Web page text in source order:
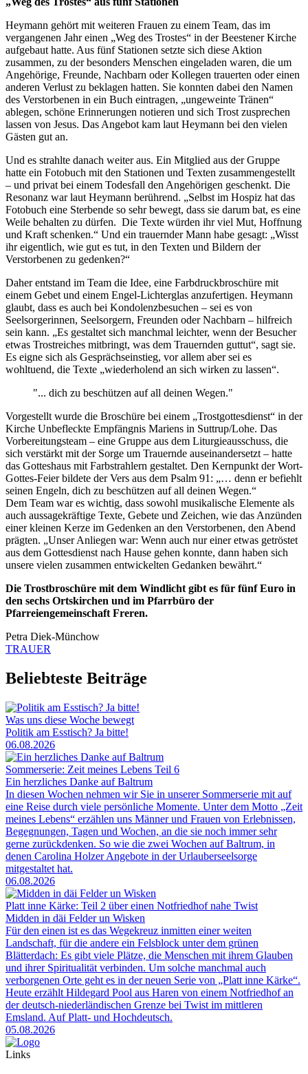
Heymann gehört mit weiteren Frauen zu einem Team, das im
vergangenen Jahr einen „Weg des Trostes“ in der Beestener Kirche
aufgebaut hatte. Aus fünf Stationen setzte sich diese Aktion
zusammen, zu der besonders Menschen eingeladen waren, die um
Angehörige, Freunde, Nachbarn oder Kollegen trauerten oder einen
anderen Verlust zu beklagen hatten. Sie konnten dabei den Namen
des Verstorbenen in ein Buch eintragen, „ungeweinte Tränen“
ablegen, schöne Erinnerungen notieren und sich Trost zusprechen
lassen von Jesus. Das Angebot kam laut Heymann bei den vielen
Gästen gut an.
Und es strahlte danach weiter aus. Ein Mitglied aus der Gruppe
hatte ein Fotobuch mit den Stationen und Texten zusammengestellt
– und privat bei einem Todesfall den Angehörigen geschenkt. Die
Resonanz war laut Heymann berührend. „Selbst im Hospiz hat das
Fotobuch eine Sterbende so sehr bewegt, dass sie darum bat, es eine
Weile behalten zu dürfen. Die Texte würden ihr viel Mut, Hoffnung
und Kraft schenken.“ Und ein trauernder Mann habe gesagt: „Wisst
ihr eigentlich, wie gut es tut, in den Texten und Bildern der
Verstorbenen zu gedenken?“
Daher entstand im Team die Idee, eine Farbdruckbroschüre mit
einem Gebet und einem Engel-Lichterglas anzufertigen. Heymann
glaubt, dass es auch bei Kondolenzbesuchen – sei es von
Seelsorgerinnen, Seelsorgern, Freunden oder Nachbarn – hilfreich
sein kann. „Es gestaltet sich manchmal leichter, wenn der Besucher
etwas Trostreiches mitbringt, was dem Trauernden guttut“, sagt sie.
Es eigne sich als Gesprächseinstieg, vor allem aber sei es
wohltuend, die Texte „wiederholend an sich wirken zu lassen“.
"... dich zu beschützen auf all deinen Wegen."
Vorgestellt wurde die Broschüre bei einem „Trostgottesdienst“ in der
Kirche Unbefleckte Empfängnis Mariens in Suttrup/Lohe. Das
Vorbereitungsteam – eine Gruppe aus dem Liturgieausschuss, die
sich verstärkt mit der Sorge um Trauernde auseinandersetzt – hatte
das Gotteshaus mit Farbstrahlern gestaltet. Den Kernpunkt der Wort-
Gottes-Feier bildete der Vers aus dem Psalm 91: „… denn er befiehlt
seinen Engeln, dich zu beschützen auf all deinen Wegen.“
Dem Team war es wichtig, dass sowohl musikalische Elemente als
auch aussagekräftige Texte, Gebete und Zeichen, wie das Anzünden
einer kleinen Kerze im Gedenken an den Verstorbenen, den Abend
prägten. „Unser Anliegen war: Wenn auch nur einer etwas getröstet
aus dem Gottesdienst nach Hause gehen konnte, dann haben sich
unsere vielen zusammen entwickelten Gedanken bewährt.“
Die Trostbroschüre mit dem Windlicht gibt es für fünf Euro in
den sechs Ortskirchen und im Pfarrbüro der
Pfarreiengemeinschaft Freren.
Petra Diek-Münchow
TRAUER
Beliebteste Beiträge
Was uns diese Woche bewegt
Politik am Esstisch? Ja bitte!
06.08.2026
Sommerserie: Zeit meines Lebens Teil 6
Ein herzliches Danke auf Baltrum
In diesen Wochen nehmen wir Sie in unserer Sommerserie mit auf
eine Reise durch viele persönliche Momente. Unter dem Motto „Zeit
meines Lebens“ erzählen uns Männer und Frauen von Erlebnissen,
Begegnungen, Tagen und Wochen, an die sie noch immer sehr
gerne zurückdenken. So wie die zwei Wochen auf Baltrum, in
denen Carolina Holzer Angebote in der Urlauberseelsorge
mitgestaltet hat.
06.08.2026
Platt inne Kärke: Teil 2 über einen Notfriedhof nahe Twist
Midden in däi Felder un Wisken
Für den einen ist es das Wegekreuz inmitten einer weiten
Landschaft, für die andere ein Felsblock unter dem grünen
Blätterdach: Es gibt viele Plätze, die Menschen mit ihrem Glauben
und ihrer Spiritualität verbinden. Um solche manchmal auch
verborgenen Orte geht es in der neuen Serie von „Platt inne Kärke“.
Heute erzählt Hildegard Pool aus Haren von einem Notfriedhof an
der deutsch-niederländischen Grenze bei Twist im mittleren
Emsland. Auf Platt- und Hochdeutsch.
05.08.2026
Links